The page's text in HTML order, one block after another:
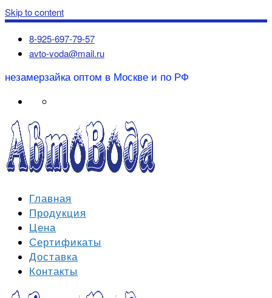
Skip to content
8-925-697-79-57
avto-voda@mail.ru
незамерзайка оптом в Москве и по РФ
Главная
Продукция
Цена
Сертификаты
Доставка
Контакты